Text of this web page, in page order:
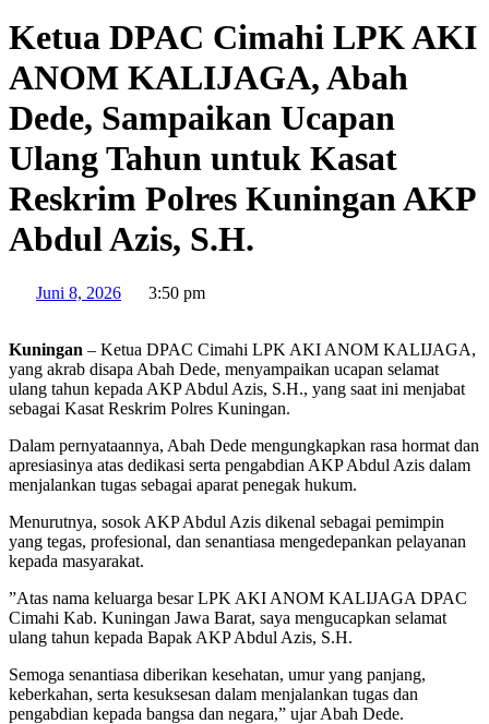
Ketua DPAC Cimahi LPK AKI
ANOM KALIJAGA, Abah
Dede, Sampaikan Ucapan
Ulang Tahun untuk Kasat
Reskrim Polres Kuningan AKP
Abdul Azis, S.H.
Juni 8, 2026 3:50 pm
Kuningan – ​Ketua DPAC Cimahi LPK AKI ANOM KALIJAGA,
yang akrab disapa Abah Dede, menyampaikan ucapan selamat
ulang tahun kepada AKP Abdul Azis, S.H., yang saat ini menjabat
sebagai Kasat Reskrim Polres Kuningan.
​Dalam pernyataannya, Abah Dede mengungkapkan rasa hormat dan
apresiasinya atas dedikasi serta pengabdian AKP Abdul Azis dalam
menjalankan tugas sebagai aparat penegak hukum.
​Menurutnya, sosok AKP Abdul Azis dikenal sebagai pemimpin
yang tegas, profesional, dan senantiasa mengedepankan pelayanan
kepada masyarakat.
​”Atas nama keluarga besar LPK AKI ANOM KALIJAGA DPAC
Cimahi Kab. Kuningan Jawa Barat, saya mengucapkan selamat
ulang tahun kepada Bapak AKP Abdul Azis, S.H.
​Semoga senantiasa diberikan kesehatan, umur yang panjang,
keberkahan, serta kesuksesan dalam menjalankan tugas dan
pengabdian kepada bangsa dan negara,” ujar Abah Dede.